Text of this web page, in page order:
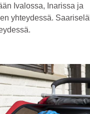
Ivalossa, Inarissa ja
yhteydessä.